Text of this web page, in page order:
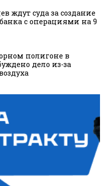
ждут суда за создание
с операциями на 9
полигоне в
дело из-за